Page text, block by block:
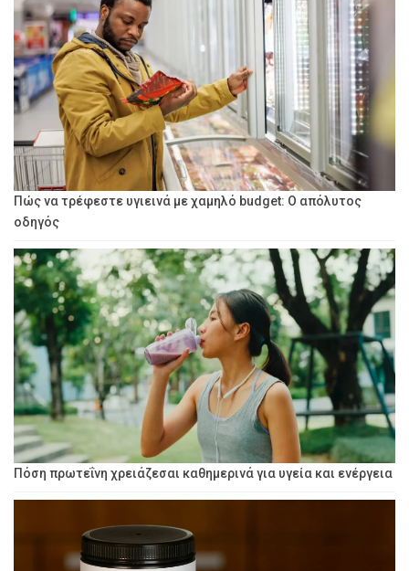
Πώς να τρέφεστε υγιεινά με χαμηλό budget: Ο απόλυτος
οδηγός
Πόση πρωτεΐνη χρειάζεσαι καθημερινά για υγεία και ενέργεια